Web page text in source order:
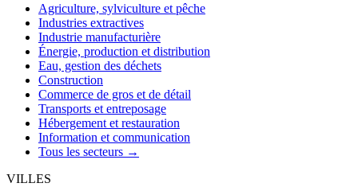
Agriculture, sylviculture et pêche
Industries extractives
Industrie manufacturière
Énergie, production et distribution
Eau, gestion des déchets
Construction
Commerce de gros et de détail
Transports et entreposage
Hébergement et restauration
Information et communication
Tous les secteurs →
VILLES